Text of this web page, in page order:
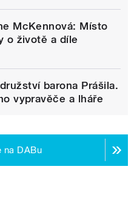
McKennová: Místo
o životě a díle
barona Prášila.
vypravěče a lháře
na DABu